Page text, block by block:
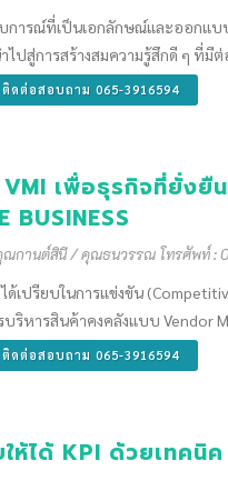
การณ์ที่เป็นเอกลักษณ์และออกแ
ปสู่การสร้างสมความรู้สึกดี ๆ ที่มี
ติดต่อสอบถาม 065-3916594
เพื่อธุรกิจที่ยั่งยื
BUSINESS
ณกานต์สินี / คุณธนวรรณ โทรศัพท์ :
ด้เปรียบในการแข่งขัน
ริหารสินค้าคงคลังแบบ Vendor
ติดต่อสอบถาม 065-3916594
ห้ได้ KPI ด้วยเทคนิ